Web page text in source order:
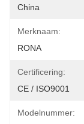
China
Merknaam:
RONA
Certificering:
CE / ISO9001
Modelnummer: